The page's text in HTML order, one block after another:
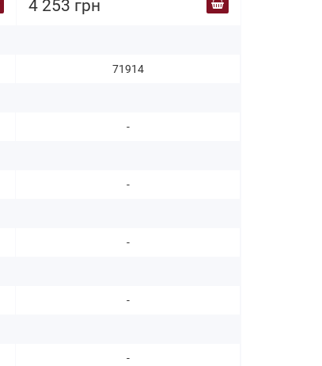
4 253 грн
71914
-
-
-
-
-